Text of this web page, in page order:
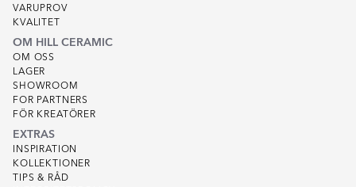
VARUPROV
KVALITET
OM HILL CERAMIC
OM OSS
LAGER
SHOWROOM
FOR PARTNERS
FÖR KREATÖRER
EXTRAS
INSPIRATION
KOLLEKTIONER
TIPS & RÅD